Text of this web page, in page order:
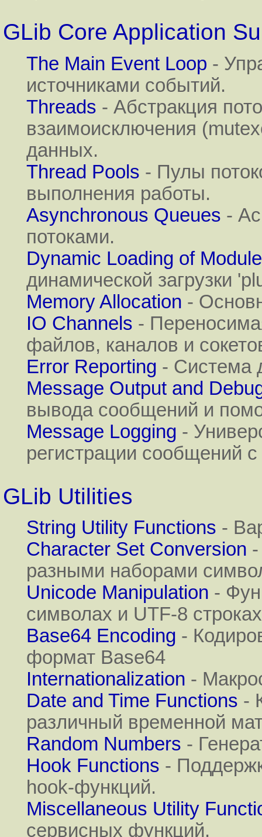
GLib Core Application
The Main Event Loop -
источниками событий.
Threads - Абстракция
взаимоисключения
данных.
Thread Pools - Пулы
выполнения работы.
Asynchronous Queues -
потоками.
Dynamic Loading of
динамической загрузки
Memory Allocation -
IO Channels -
файлов, каналов и
Error Reporting - Система
Message Output and
вывода сообщений и
Message Logging -
регистрации сообщений
GLib Utilities
String Utility Functions -
Character Set Conversion
разными наборами
Unicode Manipulation -
символах и UTF-8
Base64 Encoding -
формат Base64
Internationalization -
Date and Time Functions -
различный временной
Random Numbers -
Hook Functions -
hook-функций.
Miscellaneous Utility
сервисных функций.